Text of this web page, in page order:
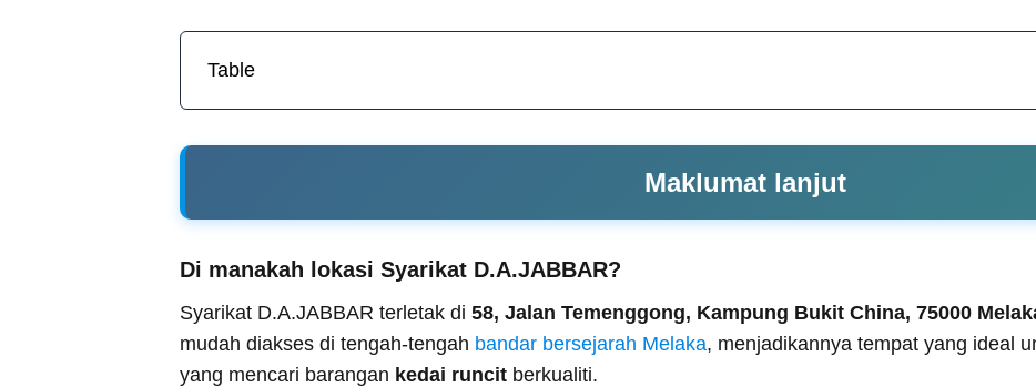
Table
Maklumat lanjut
Di manakah lokasi Syarikat D.A.JABBAR?
Syarikat D.A.JABBAR terletak di 58, Jalan Temenggong, Kampung Bukit China, 75000
mudah diakses di tengah-tengah bandar bersejarah Melaka, menjadikannya tempat yang ideal
yang mencari barangan kedai runcit berkualiti.